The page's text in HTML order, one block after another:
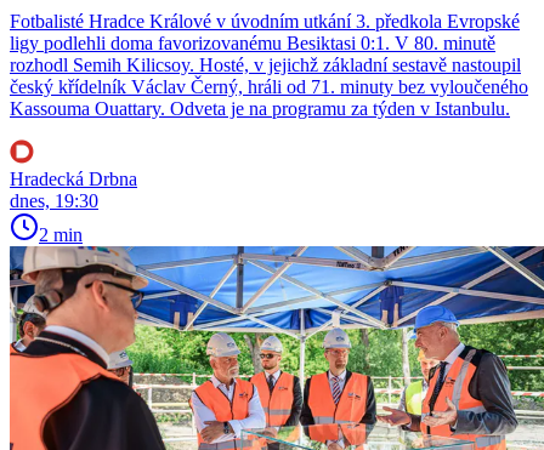
Fotbalisté Hradce Králové v úvodním utkání 3. předkola Evropské
ligy podlehli doma favorizovanému Besiktasi 0:1. V 80. minutě
rozhodl Semih Kilicsoy. Hosté, v jejichž základní sestavě nastoupil
český křídelník Václav Černý, hráli od 71. minuty bez vyloučeného
Kassouma Ouattary. Odveta je na programu za týden v Istanbulu.
Hradecká Drbna
dnes, 19:30
2 min